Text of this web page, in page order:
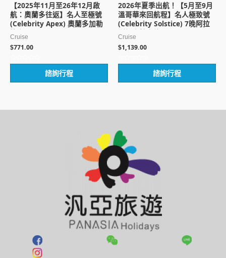
【2025年11月至26年12月啟
航：奧蘭多往返】名人至極號
(Celebrity Apex) 奧蘭多加勒
比海8天 [JT]
Cruise
$771.00
評
滿
諮詢行程
2026年夏季出航！【5月至9月
溫哥華來回航程】名人極致號
(Celebrity Solstice) 7晚阿拉
斯加郵輪之旅 [PH]
Cruise
$1,139.00
評
滿
諮詢行程